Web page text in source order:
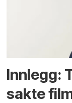
Innlegg:
sakte